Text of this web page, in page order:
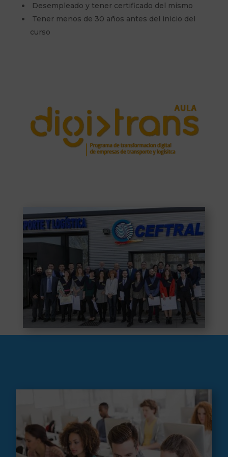
Desempleado y tener certificado del mismo
Tener menos de 30 años antes del inicio del
curso